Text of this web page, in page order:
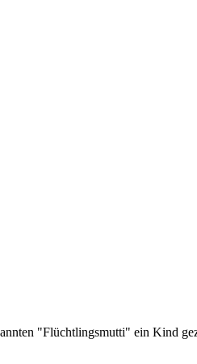
"Flüchtlingsmutti" ein Kind